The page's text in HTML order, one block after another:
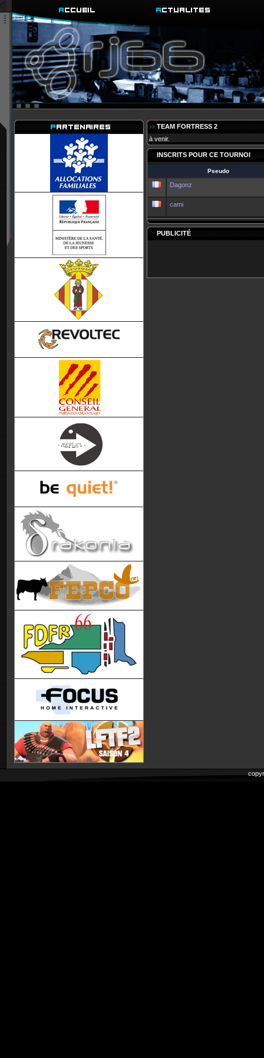
TEAM FORTRESS 2
à venir.
INSCRITS POUR CE TOURNOI
Pseudo
Dagonz
cami
PUBLICITÉ